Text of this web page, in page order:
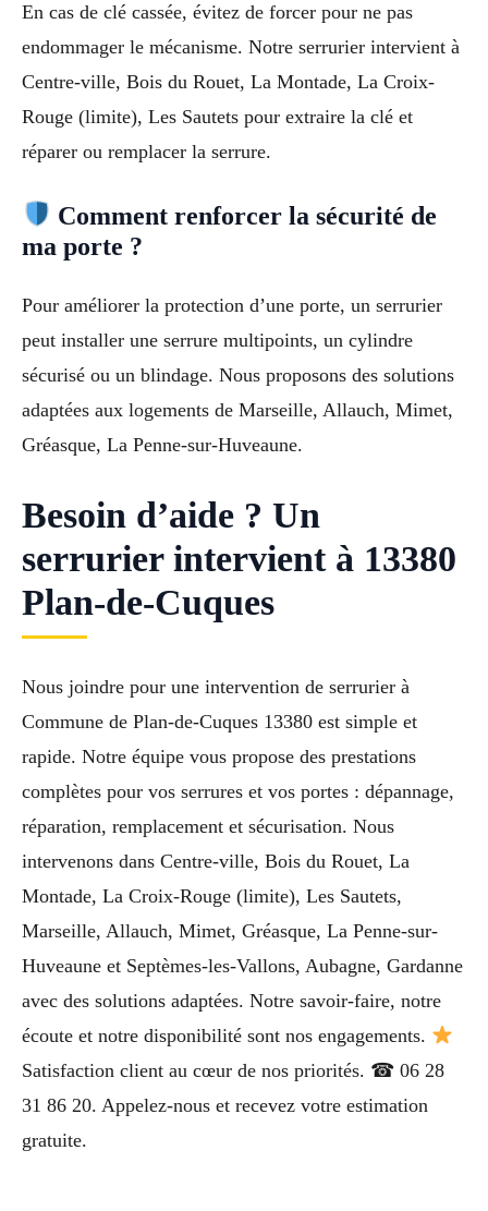
En cas de clé cassée, évitez de forcer pour ne pas
endommager le mécanisme. Notre serrurier intervient à
Centre-ville, Bois du Rouet, La Montade, La Croix-
Rouge (limite), Les Sautets pour extraire la clé et
réparer ou remplacer la serrure.
Comment renforcer la sécurité de
ma porte ?
Pour améliorer la protection d’une porte, un serrurier
peut installer une serrure multipoints, un cylindre
sécurisé ou un blindage. Nous proposons des solutions
adaptées aux logements de Marseille, Allauch, Mimet,
Gréasque, La Penne-sur-Huveaune.
Besoin d’aide ? Un
serrurier intervient à 13380
Plan-de-Cuques
Nous joindre pour une intervention de serrurier à
Commune de Plan-de-Cuques 13380 est simple et
rapide. Notre équipe vous propose des prestations
complètes pour vos serrures et vos portes : dépannage,
réparation, remplacement et sécurisation. Nous
intervenons dans Centre-ville, Bois du Rouet, La
Montade, La Croix-Rouge (limite), Les Sautets,
Marseille, Allauch, Mimet, Gréasque, La Penne-sur-
Huveaune et Septèmes-les-Vallons, Aubagne, Gardanne
avec des solutions adaptées. Notre savoir-faire, notre
écoute et notre disponibilité sont nos engagements.
Satisfaction client au cœur de nos priorités. ☎ 06 28
31 86 20. Appelez-nous et recevez votre estimation
gratuite.